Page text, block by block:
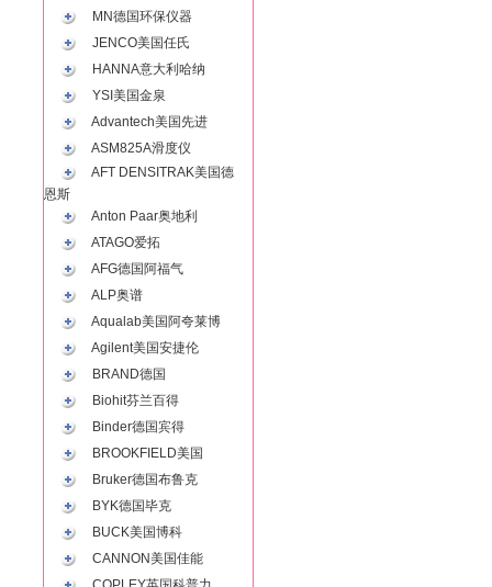
MN德国环保仪器
JENCO美国任氏
HANNA意大利哈纳
YSI美国金泉
Advantech美国先进
ASM825A滑度仪
AFT DENSITRAK美国德
恩斯
Anton Paar奥地利
ATAGO爱拓
AFG德国阿福气
ALP奥谱
Aqualab美国阿夸莱博
Agilent美国安捷伦
BRAND德国
Biohit芬兰百得
Binder德国宾得
BROOKFIELD美国
Bruker德国布鲁克
BYK德国毕克
BUCK美国博科
CANNON美国佳能